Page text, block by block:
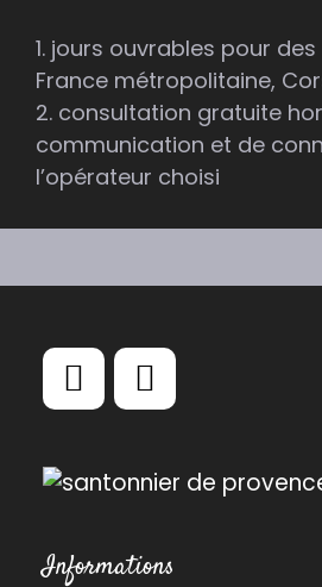
1. jours ouvrables pour
France métropolitaine,
2. consultation gratuite
communication et de
l’opérateur choisi
Informations